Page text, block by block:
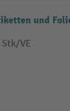
und
Stk/VE